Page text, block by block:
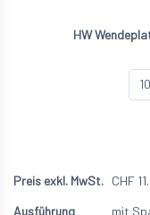
HW
CHF
mit